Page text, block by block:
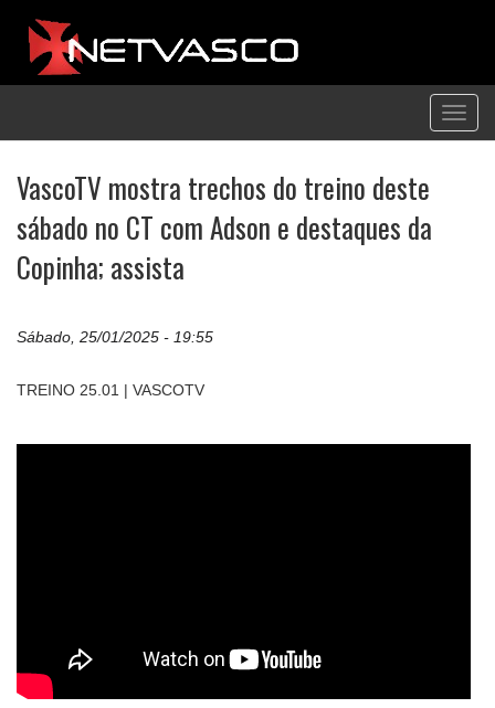
VascoTV mostra trechos do treino deste
sábado no CT com Adson e destaques da
Copinha; assista
Sábado, 25/01/2025 - 19:55
TREINO 25.01 | VASCOTV